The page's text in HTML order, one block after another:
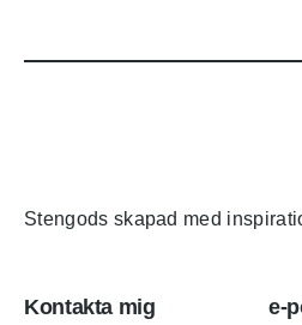
Stengods skapad med
Kontakta mig e-